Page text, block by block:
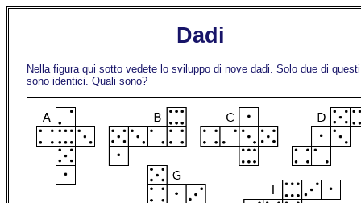
Dadi
Nella figura qui sotto vedete lo sviluppo di nove dadi. Solo due di questi
sono identici. Quali sono?